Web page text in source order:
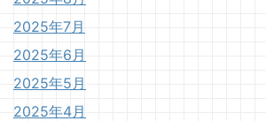
2025年7月
2025年6月
2025年5月
2025年4月